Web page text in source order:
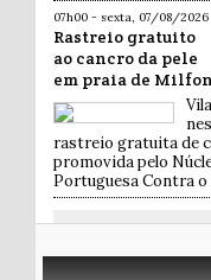
07h00 - sexta, 07/08/2026
Rastreio gratuito
ao cancro da pele
em praia de
rastreio gratuita de
promovida pelo
Portuguesa Contra o